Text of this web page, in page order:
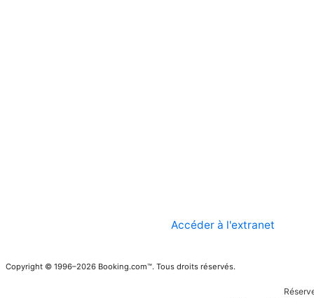
Accéder à l'extranet
Copyright © 1996–2026 Booking.com™. Tous droits réservés.